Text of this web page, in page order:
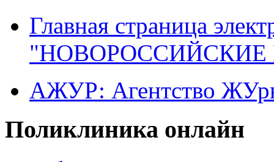
Главная страница
"НОВОРОССИЙСКИЕ
АЖУР: Агентство
Поликлиника онлайн